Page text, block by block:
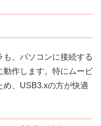
、パソコンに接続する
動作します。特にムービ
め、USB3.xの方が快適